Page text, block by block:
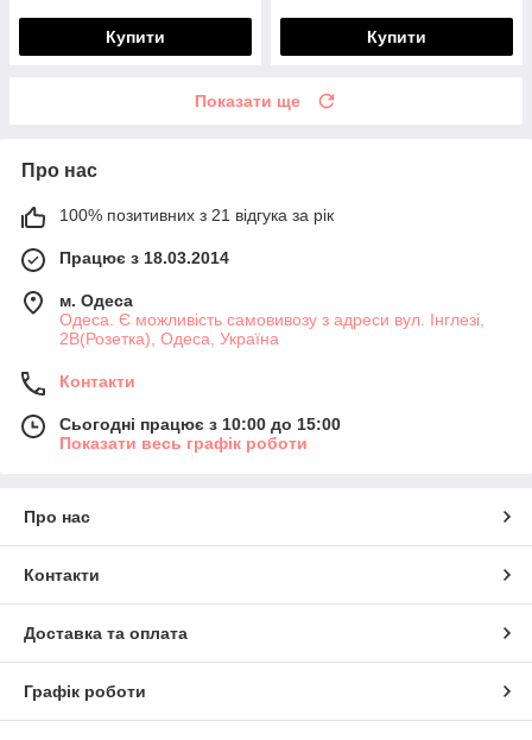
Купити Купити
Показати ще
Про нас
100% позитивних з 21 відгука за рік
Працює з 18.03.2014
м. Одеса
Одеса. Є можливість самовивозу з адреси вул. Інглезі,
2В(Розетка), Одеса, Україна
Контакти
Сьогодні працює з 10:00 до 15:00
Показати весь графік роботи
Про нас
Контакти
Доставка та оплата
Графік роботи